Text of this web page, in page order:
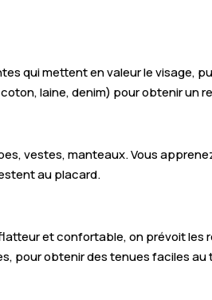
Flavy-
Vic-
qui mettent en valeur le visage,
laine, denim) pour obtenir un
vestes, manteaux. Vous
au placard.
et confortable, on prévoit
pour obtenir des tenues faciles au